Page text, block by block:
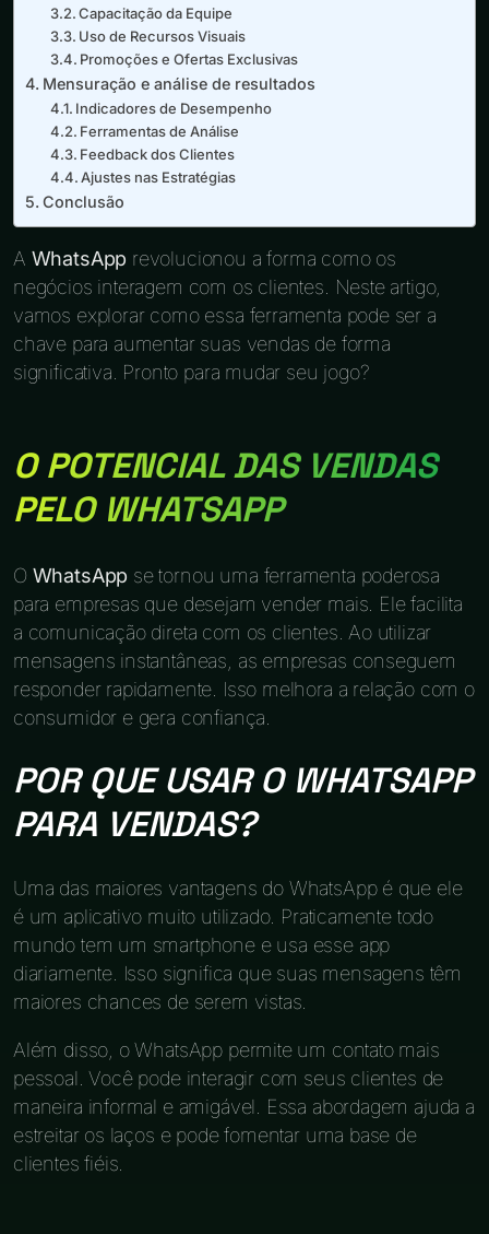
Capacitação da Equipe
Uso de Recursos Visuais
Promoções e Ofertas Exclusivas
Mensuração e análise de resultados
Indicadores de Desempenho
Ferramentas de Análise
Feedback dos Clientes
Ajustes nas Estratégias
Conclusão
A WhatsApp revolucionou a forma como os
negócios interagem com os clientes. Neste artigo,
vamos explorar como essa ferramenta pode ser a
chave para aumentar suas vendas de forma
significativa. Pronto para mudar seu jogo?
O POTENCIAL DAS VENDAS
PELO WHATSAPP
O WhatsApp se tornou uma ferramenta poderosa
para empresas que desejam vender mais. Ele facilita
a comunicação direta com os clientes. Ao utilizar
mensagens instantâneas, as empresas conseguem
responder rapidamente. Isso melhora a relação com o
consumidor e gera confiança.
POR QUE USAR O WHATSAPP
PARA VENDAS?
Uma das maiores vantagens do WhatsApp é que ele
é um aplicativo muito utilizado. Praticamente todo
mundo tem um smartphone e usa esse app
diariamente. Isso significa que suas mensagens têm
maiores chances de serem vistas.
Além disso, o WhatsApp permite um contato mais
pessoal. Você pode interagir com seus clientes de
maneira informal e amigável. Essa abordagem ajuda a
estreitar os laços e pode fomentar uma base de
clientes fiéis.